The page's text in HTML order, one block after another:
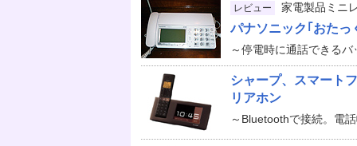
レビュー 家電製品ミニ
パナソニック｢おた
～停電時に通話できる
シャープ、スマート
リアホン
～Bluetoothで接続。電